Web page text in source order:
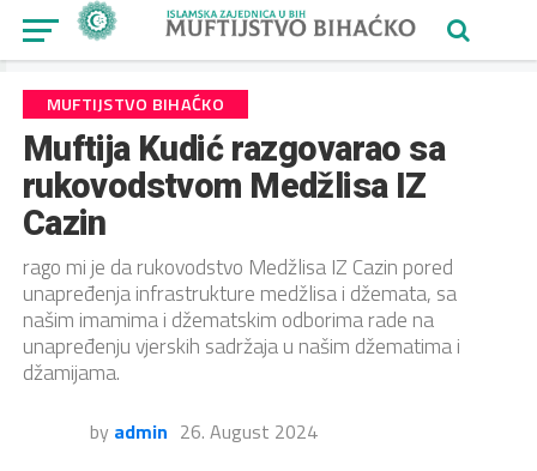
MUFTIJSTVO BIHAĆKO
Muftija Kudić razgovarao sa
rukovodstvom Medžlisa IZ
Cazin
rago mi je da rukovodstvo Medžlisa IZ Cazin pored
unapređenja infrastrukture medžlisa i džemata, sa
našim imamima i džematskim odborima rade na
unapređenju vjerskih sadržaja u našim džematima i
džamijama.
by admin 26. August 2024